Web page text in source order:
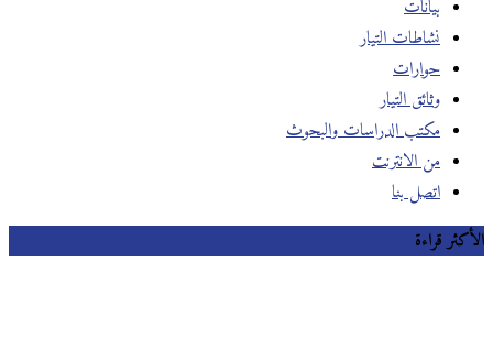
بيانات
نشاطات التيار
حوارات
وثائق التيار
مكتب الدراسات والبحوث
من الانترنت
اتصل بنا
الأكثر قراءة